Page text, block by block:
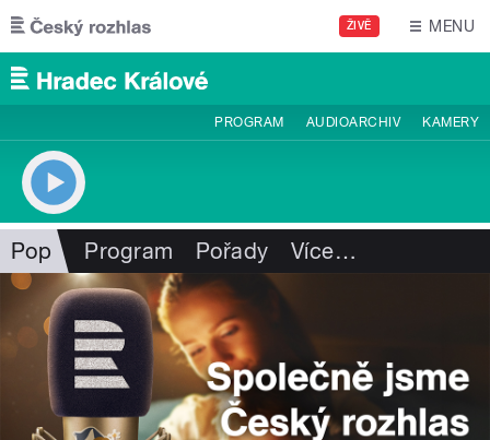
Přejít k hlavnímu obsahu
ŽIVĚ MENU
PROGRAM AUDIOARCHIV KAMERY
Pop Program Pořady Více…